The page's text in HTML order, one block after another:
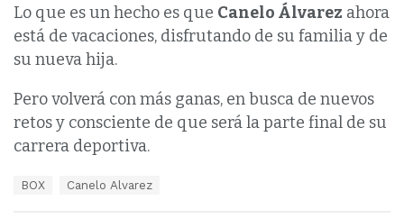
Lo que es un hecho es que Canelo Álvarez ahora
está de vacaciones, disfrutando de su familia y de
su nueva hija.
Pero volverá con más ganas, en busca de nuevos
retos y consciente de que será la parte final de su
carrera deportiva.
BOX Canelo Alvarez